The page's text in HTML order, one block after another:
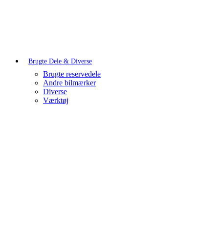
Brugte Dele & Diverse
Brugte reservedele
Andre bilmærker
Diverse
Værktøj